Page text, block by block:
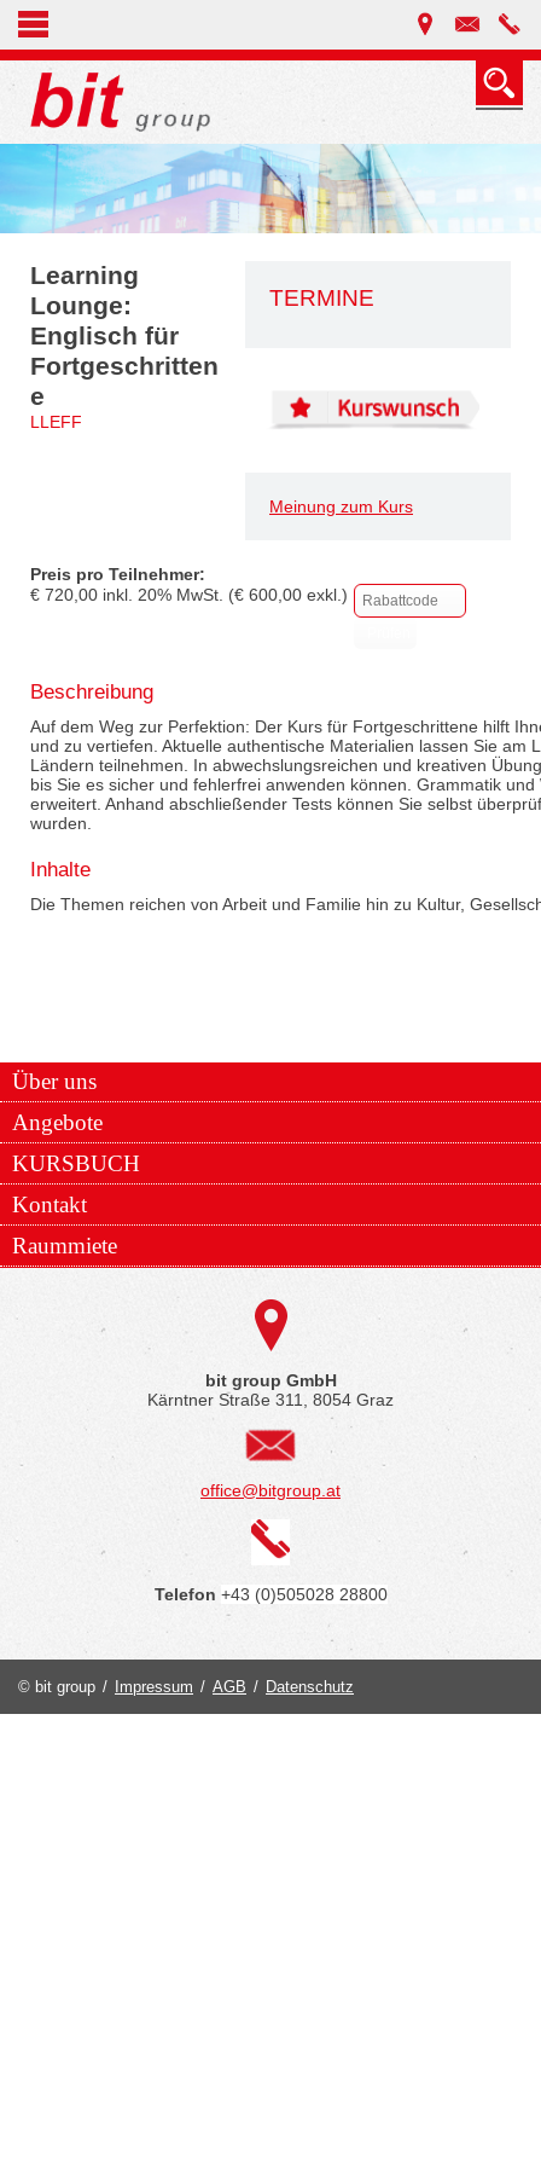
TERMINE
Meinung zum Kurs
Learning
Lounge:
Englisch für
Fortgeschritten
e
LLEFF
Preis pro Teilnehmer:
€ 720,00 inkl. 20% MwSt. (€ 600,00 exkl.)
Beschreibung
Auf dem Weg zur Perfektion: Der Kurs für Fortgeschrittene hilft
und zu vertiefen. Aktuelle authentische Materialien lassen Sie am
Ländern teilnehmen. In abwechslungsreichen und kreativen
bis Sie es sicher und fehlerfrei anwenden können. Grammatik
erweitert. Anhand abschließender Tests können Sie selbst
wurden.
Inhalte
Die Themen reichen von Arbeit und Familie hin zu Kultur,
Über uns
Angebote
KURSBUCH
Kontakt
Raummiete
bit group GmbH
Kärntner Straße 311, 8054 Graz
office@bitgroup.at
Telefon +43 (0)505028 28800
© bit group / Impressum / AGB / Datenschutz